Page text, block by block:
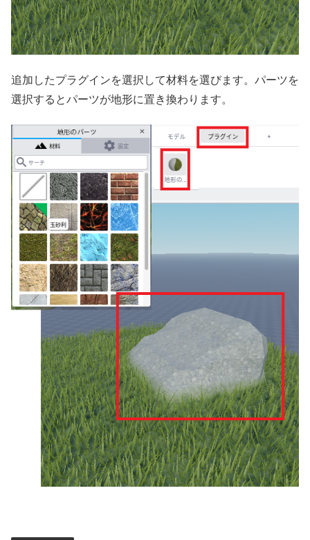
追加したプラグインを選択して材料を選びます。パーツを
選択するとパーツが地形に置き換わります。